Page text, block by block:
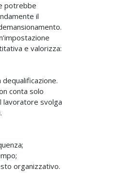
potrebbe
il
e valorizza:
dequalificazione.
conta solo
lavoratore svolga
organizzativo.